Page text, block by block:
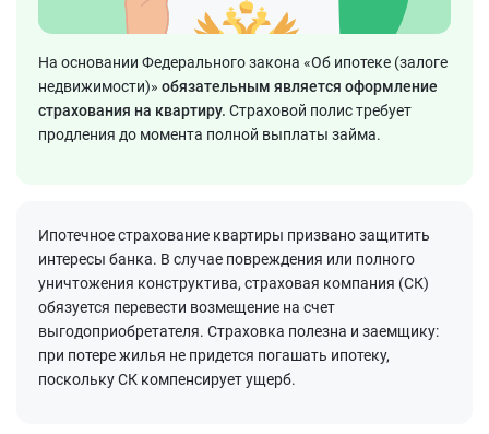
На основании Федерального закона «Об ипотеке (залоге
недвижимости)» обязательным является оформление
страхования на квартиру. Страховой полис требует
продления до момента полной выплаты займа.
Ипотечное страхование квартиры призвано защитить
интересы банка. В случае повреждения или полного
уничтожения конструктива, страховая компания (СК)
обязуется перевести возмещение на счет
выгодоприобретателя. Страховка полезна и заемщику:
при потере жилья не придется погашать ипотеку,
поскольку СК компенсирует ущерб.